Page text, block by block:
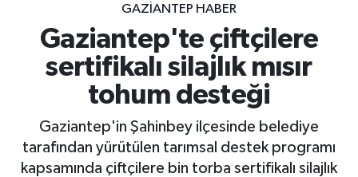
GAZIANTEP HABER
Gaziantep'te çiftçilere
sertifikalı silajlık mısır
tohum desteği
Gaziantep'in Şahinbey ilçesinde belediye
tarafından yürütülen tarımsal destek programı
kapsamında çiftçilere bin torba sertifikalı silajlık
Gaziantep son dakika
Genel
Haberler
Puan Durumu ve Fikstür
Tüm Manşetler
Haber Arşivi